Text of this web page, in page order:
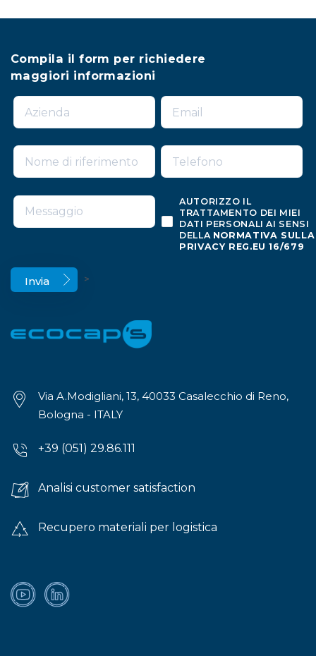
Compila il form per richiedere
maggiori informazioni
AUTORIZZO IL
TRATTAMENTO DEI MIEI
DATI PERSONALI AI SENSI
DELLA NORMATIVA SULLA
PRIVACY REG.EU 16/679
>
Via A.Modigliani, 13, 40033 Casalecchio di Reno,
Bologna - ITALY
+39 (051) 29.86.111
Analisi customer satisfaction
Recupero materiali per logistica